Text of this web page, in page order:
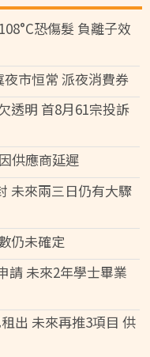
恐傷髮 負離子效
市恒常 派夜消費券
透明 首8月61宗投訴
供應商延遲
未來兩三日仍有大驟
仍未確定
請 未來2年學士畢業
出 未來再推3項目 供